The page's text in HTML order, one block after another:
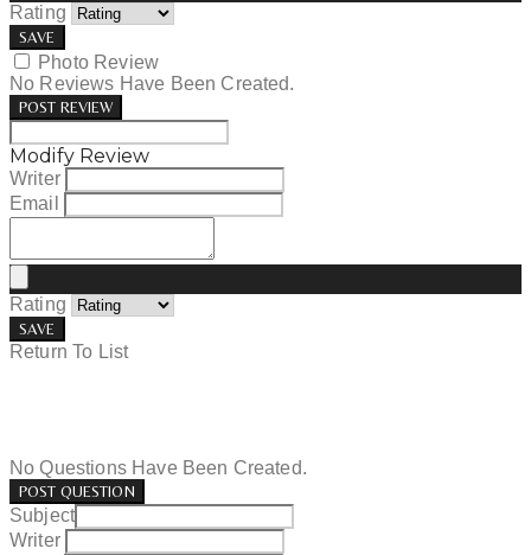
Rating
SAVE
Photo Review
No Reviews Have Been Created.
POST REVIEW
Modify Review
Writer
Email
Rating
SAVE
Return To List
No Questions Have Been Created.
POST QUESTION
Subject
Writer